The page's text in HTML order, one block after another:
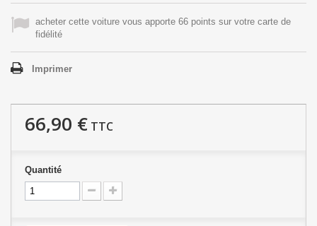
acheter cette voiture vous apporte 66 points sur votre carte de
fidélité
Imprimer
66,90 € TTC
Quantité